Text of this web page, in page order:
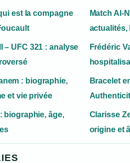
est la compagne
Match Al-
actualités,
– UFC 321 : analyse
Frédéric
: biographie,
et vie privée
Bracelet
biographie, âge,
Clarisse
origine et